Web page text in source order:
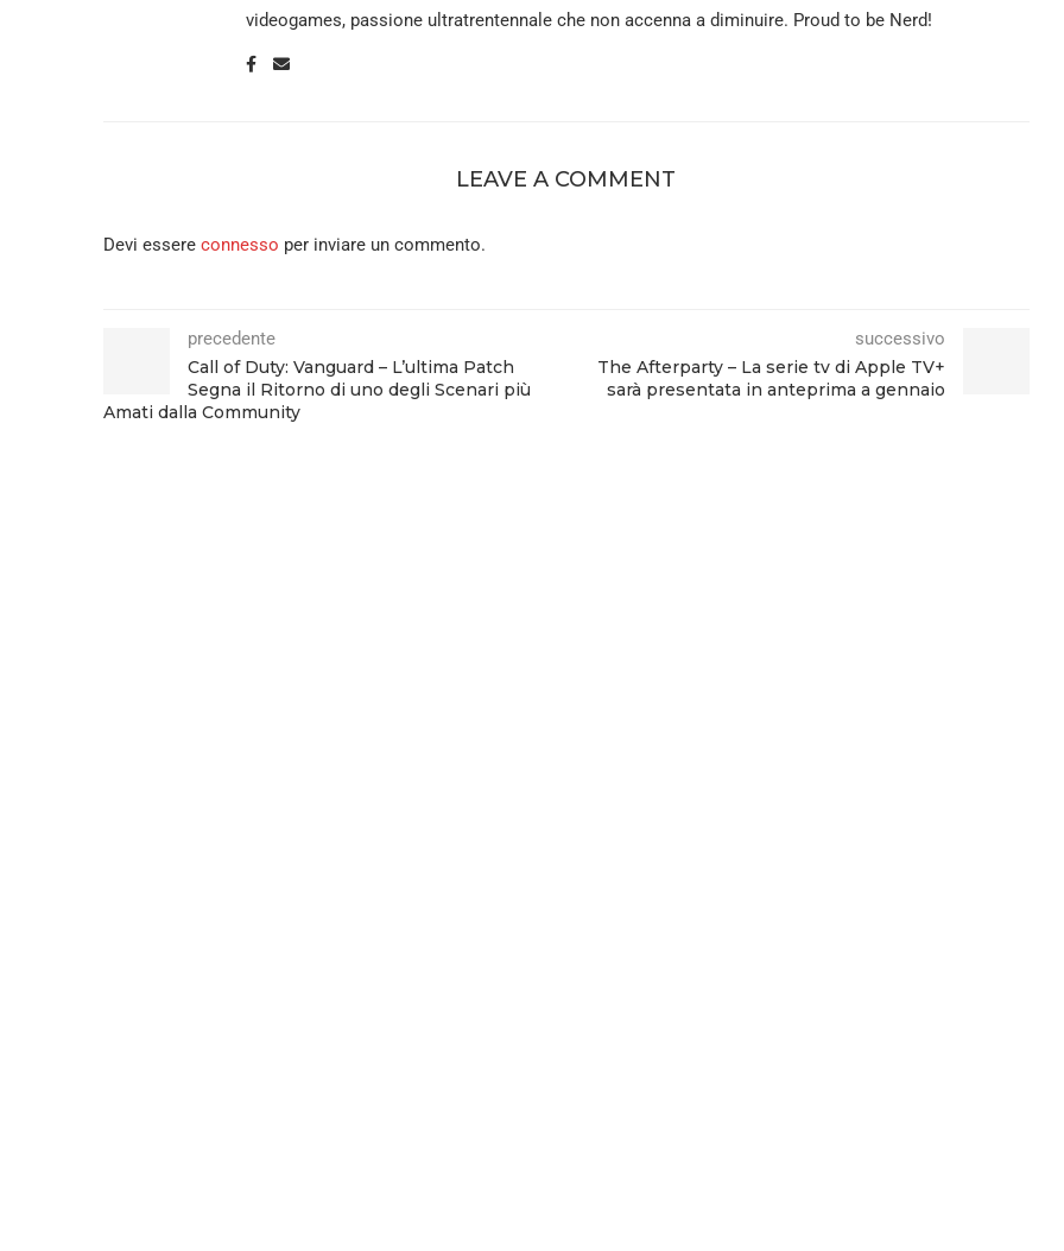
videogames, passione ultratrentennale che non accenna a diminuire. Proud to be Nerd!
LEAVE A COMMENT
Devi essere connesso per inviare un commento.
precedente
Call of Duty: Vanguard – L’ultima Patch
Segna il Ritorno di uno degli Scenari più
Amati dalla Community
successivo
The Afterparty – La serie tv di Apple TV+
sarà presentata in anteprima a gennaio